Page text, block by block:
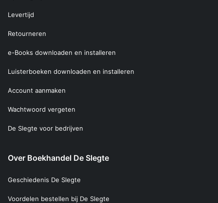
Levertijd
Retourneren
e-Books downloaden en installeren
Luisterboeken downloaden en installeren
Account aanmaken
Wachtwoord vergeten
De Slegte voor bedrijven
Over Boekhandel De Slegte
Geschiedenis De Slegte
Voordelen bestellen bij De Slegte